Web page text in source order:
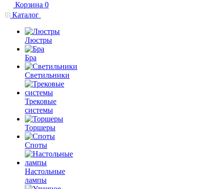
Корзина 0
Каталог
Люстры
Бра
Светильники
Трековые
системы
Торшеры
Споты
Настольные
лампы